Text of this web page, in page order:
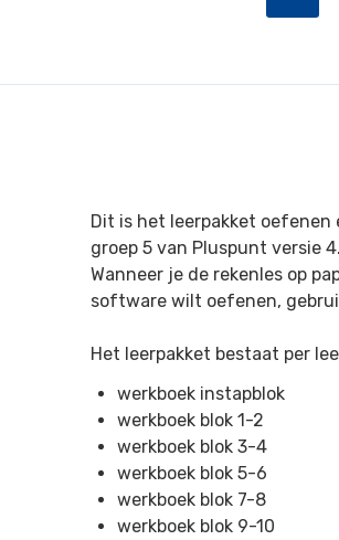
Dit is het leerpakket oefenen
groep 5 van Pluspunt versie
Wanneer je de rekenles op
software wilt oefenen,
Het leerpakket bestaat per
werkboek instapblok
werkboek blok 1-2
werkboek blok 3-4
werkboek blok 5-6
werkboek blok 7-8
werkboek blok 9-10